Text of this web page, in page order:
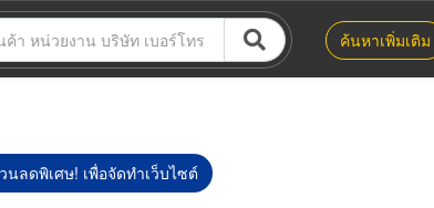
ค้นหาเพิ่มเติม
ลดพิเศษ! เพื่อจัดทำเว็บไซต์